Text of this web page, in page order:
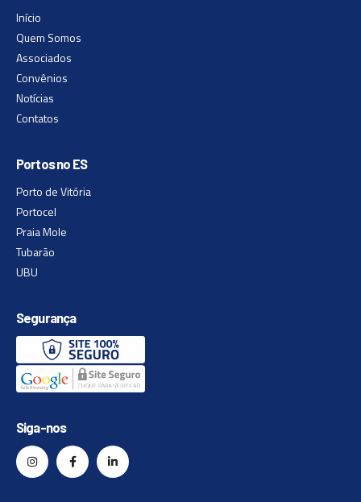
Início
Quem Somos
Associados
Convênios
Notícias
Contatos
Portos no ES
Porto de Vitória
Portocel
Praia Mole
Tubarão
UBU
Segurança
Siga-nos